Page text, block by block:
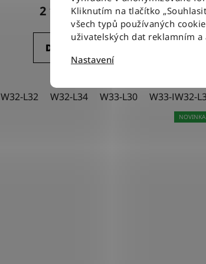
Kliknutím na tlačítko
všech typů používaných
uživatelských dat reklamním
Nastavení
2 100 Kč
DETAIL
W32-L32 W32-L34 W33-L30 W33-L32W32-
NOVINKA